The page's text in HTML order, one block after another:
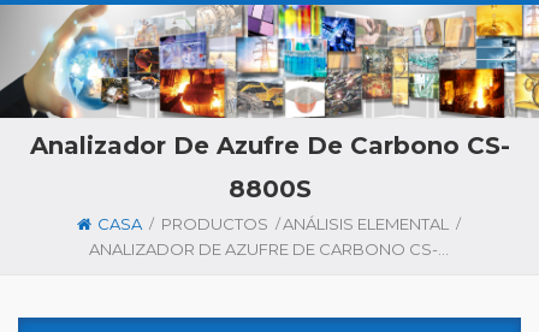
Analizador De Azufre De Carbono CS-
8800S
CASA / PRODUCTOS /ANÁLISIS ELEMENTAL /
ANALIZADOR DE AZUFRE DE CARBONO CS-8800S